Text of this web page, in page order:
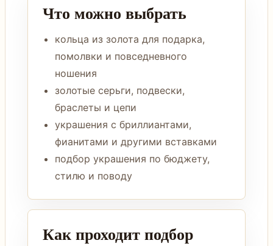
Что можно выбрать
кольца из золота для подарка,
помолвки и повседневного
ношения
золотые серьги, подвески,
браслеты и цепи
украшения с бриллиантами,
фианитами и другими вставками
подбор украшения по бюджету,
стилю и поводу
Как проходит подбор